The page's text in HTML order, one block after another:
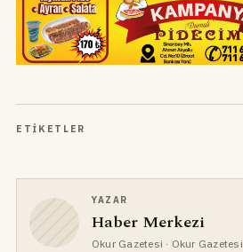
ETIKETLER
YAZAR
Haber Merkezi
Okur Gazetesi · Okur Gazetesi